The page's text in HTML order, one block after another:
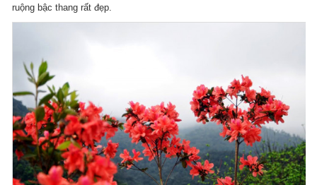
ruộng bậc thang rất đẹp.